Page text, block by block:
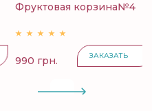
Фруктовая корзина№4
990 грн. ЗАКАЗАТЬ